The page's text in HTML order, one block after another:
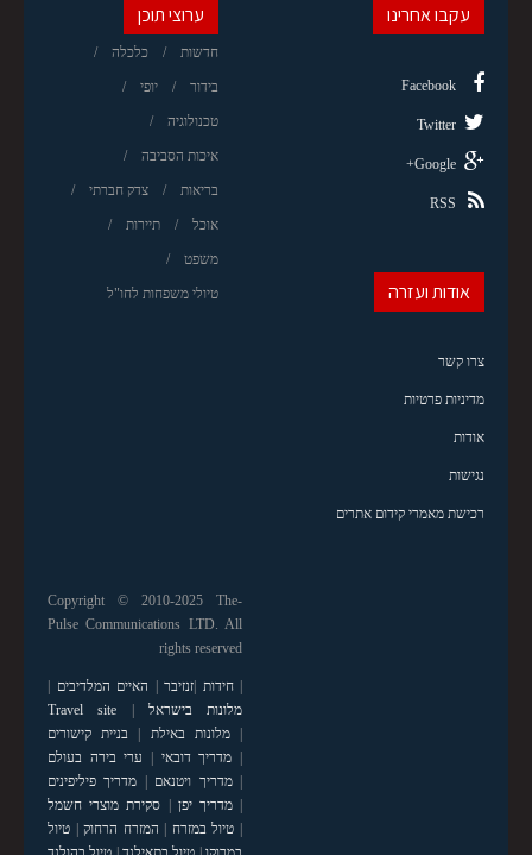
ערוצי תוכן
חדשות כלכלה
בידור יופי
טכנולוגיה
איכות הסביבה
בריאות צדק חברתי
אוכל תיירות
משפט
טיולי משפחות לחו"ל
עקבו אחרינו
Facebook
Twitter
Google+
RSS
אודות ועזרה
צרו קשר
מדיניות פרטיות
אודות
נגישות
רכישת מאמרי קידום אתרים
Copyright © 2010-2025 The-
Pulse Communications LTD. All
rights reserved
|חידות |זנזיבר | האיים המלדיבים |
מלונות בישראל |
Travel site
|מלונות באילת | בניית קישורים
| מדריך דובאי | ערי בירה בעולם
|מדריך ויטנאם | מדריך פיליפינים
|מדריך יפן | סקירת מוצרי חשמל
| טיול במזרח | המזרח הרחוק| טיול